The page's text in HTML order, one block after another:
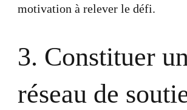
motivation à relever le défi.
3. Constituer
réseau de